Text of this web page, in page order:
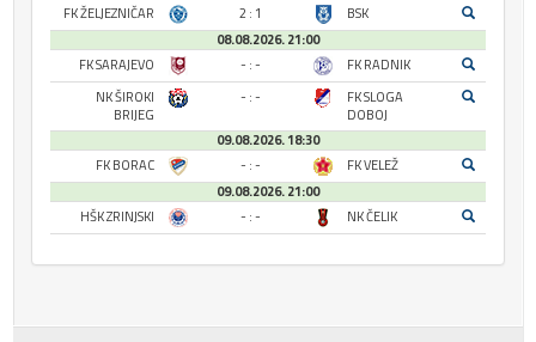
FK ŽELJEZNIČAR
2 : 1
BSK
08.08.2026. 21:00
FK SARAJEVO
- : -
FK RADNIK
NK ŠIROKI
BRIJEG
- : -
FK SLOGA
DOBOJ
09.08.2026. 18:30
FK BORAC
- : -
FK VELEŽ
09.08.2026. 21:00
HŠK ZRINJSKI
- : - NK ČELIK